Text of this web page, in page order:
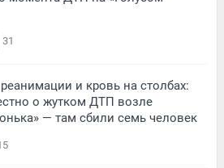
31
и кровь на столбах:
о жутком ДТП возле
— там сбили семь человек